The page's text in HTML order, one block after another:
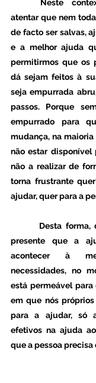
atentar que nem
de facto ser salvas,
e a melhor ajuda
permitirmos que os
dá sejam feitos à
seja empurrada
passos. Porque
empurrado para
mudança, na
não estar disponível
não a realizar de
torna frustrante
ajudar, quer para a
presente que a
acontecer à
necessidades, no
está permeável para
em que nós
para a ajudar, só
efetivos na ajuda
que a pessoa precisa